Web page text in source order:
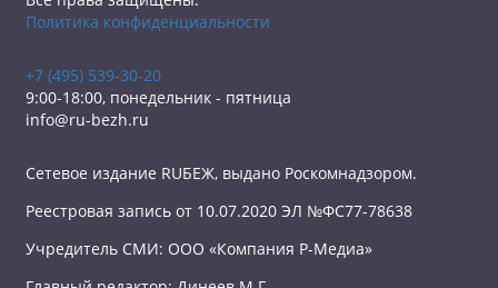
Политика конфиденциальности
+7 (495) 539-30-20
9:00-18:00, понедельник - пятница
info@ru-bezh.ru
Сетевое издание RUБЕЖ, выдано Роскомнадзором.
Реестровая запись от 10.07.2020 ЭЛ №ФС77-78638
Учредитель СМИ: ООО «Компания Р-Медиа»